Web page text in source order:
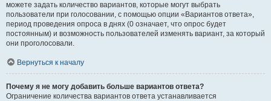
можете задать количество вариантов, которые могут выбрать
пользователи при голосовании, с помощью опции «Вариантов ответа»,
период проведения опроса в днях (0 означает, что опрос будет
постоянным) и возможность пользователей изменять вариант, за который
они проголосовали.
Вернуться к началу
Почему я не могу добавить больше вариантов ответа?
Ограничение количества вариантов ответа устанавливается